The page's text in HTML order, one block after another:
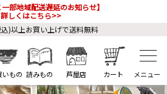
一部地域配送遅延のお知らせ】
詳しくはこちら>>
)以上お買い上げで送料無料
いもの 読みもの 芦屋店 カート